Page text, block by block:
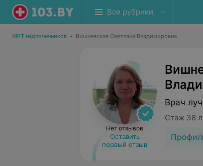
Все рубрики
МРТ надпочечников • Вишневская Светлана Владимировна
Нет отзывов
Оставить
первый отзыв
Врач
Стаж 38